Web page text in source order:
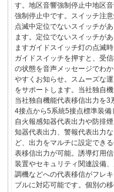
す。地区音響強制停止中地区
強制停止中です。スイッチ注
点滅中定位でないスイッチがあ
ます。定位でないスイッチがあ
ますガイドスイッチ灯の点滅
ガイドスイッチを押すと、受
の状態を音声メッセージでわか
やすくお知らせ。スムーズな運
をサポートします。当社独自
当社独自機能代表移信出力を3
4接点から5系統5接点標準装備
自火報感知器代表出力や防排
知器代表出力、警報代表出力な
ど、出力をマルチに設定でき
表移信出力が可能。誘導灯用
装置やセキュリティ関連設備
調機などへの代表移信がフレ
ブルに対応可能です。個別の